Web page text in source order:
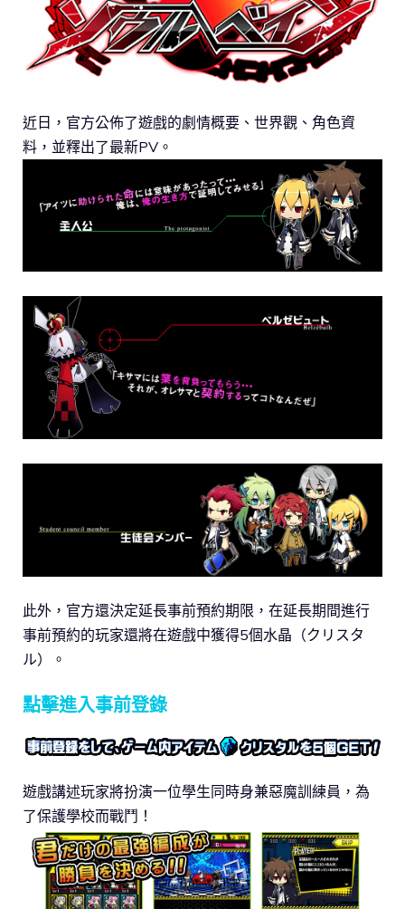
近日，官方公佈了遊戲的劇情概要、世界觀、角色資
料，並釋出了最新PV。
此外，官方還決定延長事前預約期限，在延長期間進行
事前預約的玩家還將在遊戲中獲得5個水晶（クリスタ
ル）。
點擊進入事前登錄
遊戲講述玩家將扮演一位學生同時身兼惡魔訓練員，為
了保護學校而戰鬥！